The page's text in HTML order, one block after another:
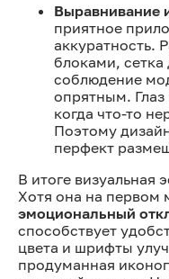
Выравнивание
приятное
аккуратность.
блоками,
соблюдение
опрятным. Глаз
когда что-то
Поэтому
перфект
В итоге визуальная
Хотя она на первом
эмоциональный
способствует
цвета и шрифты
продуманная